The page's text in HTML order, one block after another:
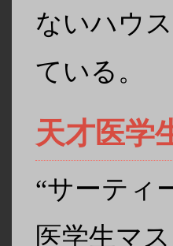
ないハウ
ている。
天才医学
“サーティ
医学生マ